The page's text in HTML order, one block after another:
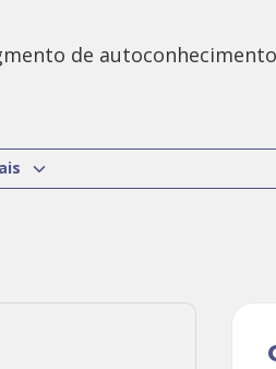
de
de alimentação, terapias
Nutrition de Nova